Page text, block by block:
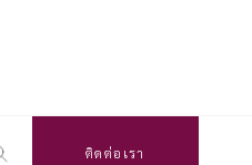
ติดต่อเรา